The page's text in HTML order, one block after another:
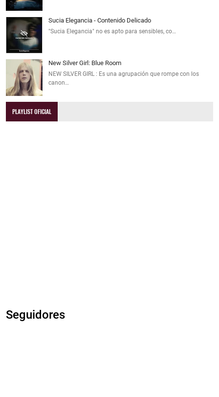
Sucia Elegancia - Contenido Delicado
"Sucia Elegancia" no es apto para sensibles, co…
New Silver Girl: Blue Room
NEW SILVER GIRL : Es una agrupación que rompe con los
canon…
PLAYLIST OFICIAL
Seguidores